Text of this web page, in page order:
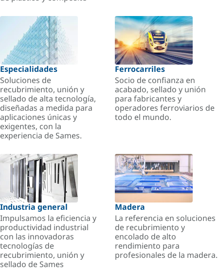
Especialidades
Soluciones de
recubrimiento, unión y
sellado de alta tecnología,
diseñadas a medida para
aplicaciones únicas y
exigentes, con la
experiencia de Sames.
Ferrocarriles
Socio de confianza en
acabado, sellado y unión
para fabricantes y
operadores ferroviarios de
todo el mundo.
Industria general
Impulsamos la eficiencia y
productividad industrial
con las innovadoras
tecnologías de
recubrimiento, unión y
sellado de Sames
Madera
La referencia en soluciones
de recubrimiento y
encolado de alto
rendimiento para
profesionales de la madera.